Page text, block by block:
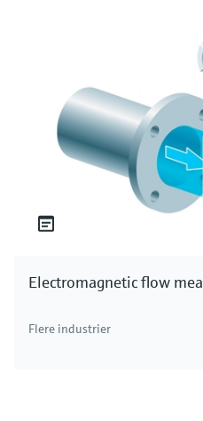
Electromagnetic flow
Flere industrier